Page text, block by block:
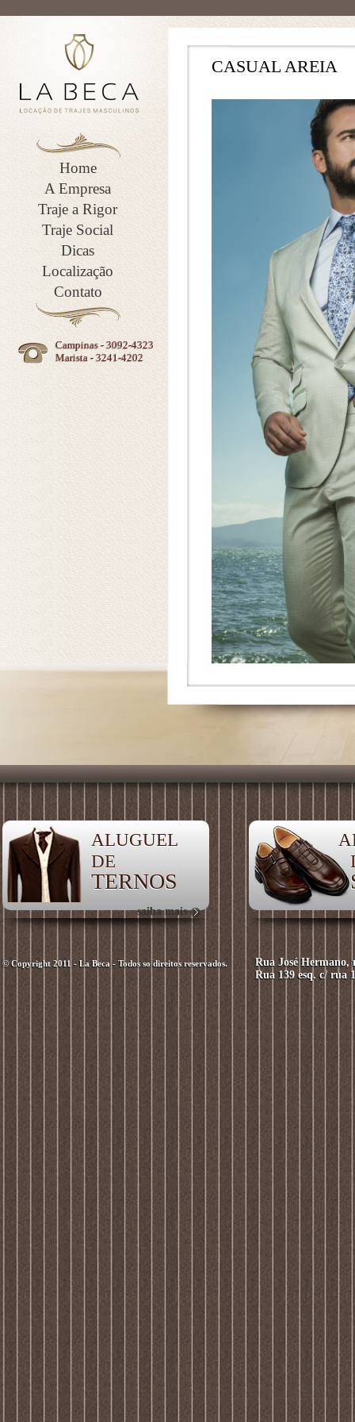
Home
A Empresa
Traje a Rigor
Traje Social
Dicas
Localização
Contato
Campinas - 3092-4323
Marista - 3241-4202
CASUAL AREIA
ALUGUEL
DE
TERNOS
saiba mais
© Copyright 2011 - La Beca - Todos so direitos reservados.
Rua José Hermano,
Rua 139 esq. c/ rua